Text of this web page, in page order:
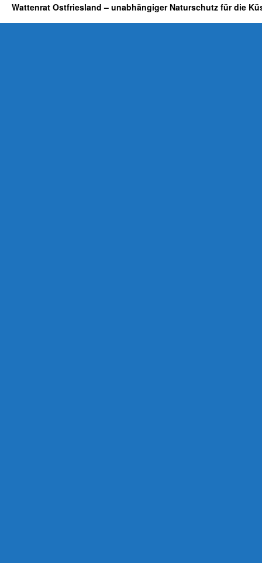
Wattenrat Ostfriesland – unabhängiger Naturschutz für die